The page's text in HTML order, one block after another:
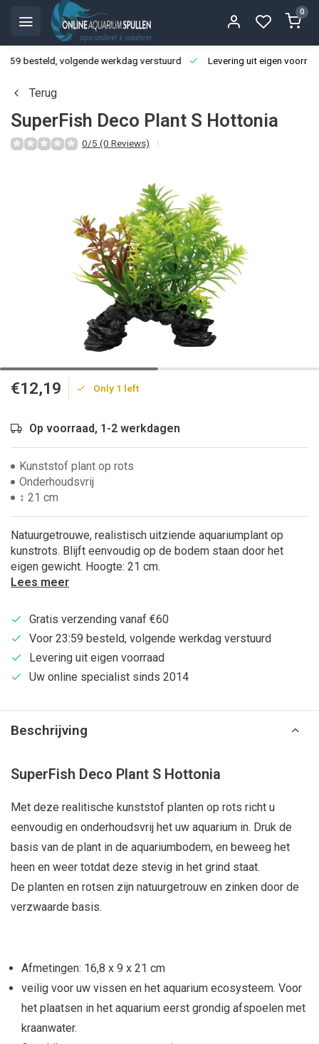
0
besteld, volgende werkdag verstuurd Levering uit eigen
Terug
SuperFish Deco Plant S Hottonia
0/5 (0 Reviews)
€12,19 Only 1 left
Op voorraad, 1-2 werkdagen
Kunststof plant op rots
Onderhoudsvrij
↕ 21 cm
Natuurgetrouwe, realistisch uitziende aquariumplant op
kunstrots. Blijft eenvoudig op de bodem staan door het
eigen gewicht. Hoogte: 21 cm.
Lees meer
Gratis verzending vanaf €60
Voor 23:59 besteld, volgende werkdag verstuurd
Levering uit eigen voorraad
Uw online specialist sinds 2014
Beschrijving
SuperFish Deco Plant S Hottonia
Met deze realitische kunststof planten op rots richt u
eenvoudig en onderhoudsvrij het uw aquarium in. Druk de
basis van de plant in de aquariumbodem, en beweeg het
heen en weer totdat deze stevig in het grind staat.
De planten en rotsen zijn natuurgetrouw en zinken door de
verzwaarde basis.
Afmetingen: 16,8 x 9 x 21 cm
veilig voor uw vissen en het aquarium ecosysteem. Voor
het plaatsen in het aquarium eerst grondig afspoelen met
kraanwater.